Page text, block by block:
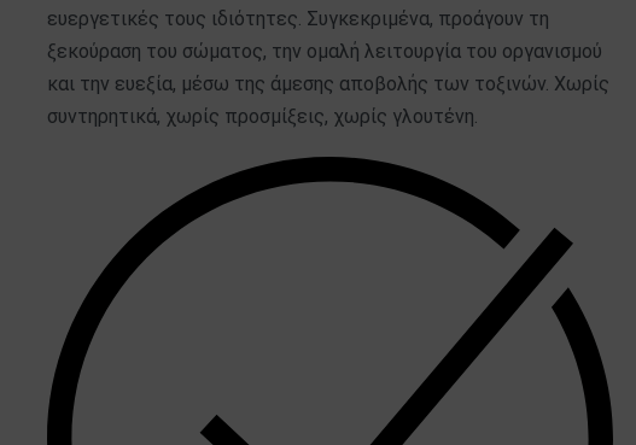
ευεργετικές τους ιδιότητες. Συγκεκριμένα, προάγουν τη
ξεκούραση του σώματος, την ομαλή λειτουργία του οργανισμού
και την ευεξία, μέσω της άμεσης αποβολής των τοξινών. Χωρίς
συντηρητικά, χωρίς προσμίξεις, χωρίς γλουτένη.